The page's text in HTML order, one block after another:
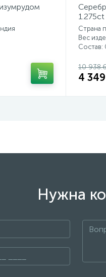
1.275ct
Страна
Вес
Состав:
10
4
Нужна